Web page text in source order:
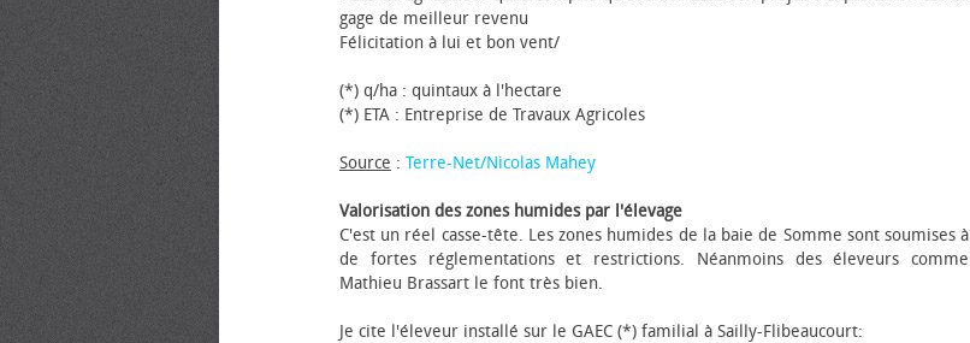
gage de meilleur revenu
Félicitation à lui et bon vent/
(*) q/ha : quintaux à l'hectare
(*) ETA : Entreprise de Travaux Agricoles
Source : Terre-Net/Nicolas Mahey
Valorisation des zones humides par l'élevage
C'est un réel casse-tête. Les zones humides de la baie de Somme sont soumises à
de fortes réglementations et restrictions. Néanmoins des éleveurs comme
Mathieu Brassart le font très bien.
Je cite l'éleveur installé sur le GAEC (*) familial à Sailly-Flibeaucourt: